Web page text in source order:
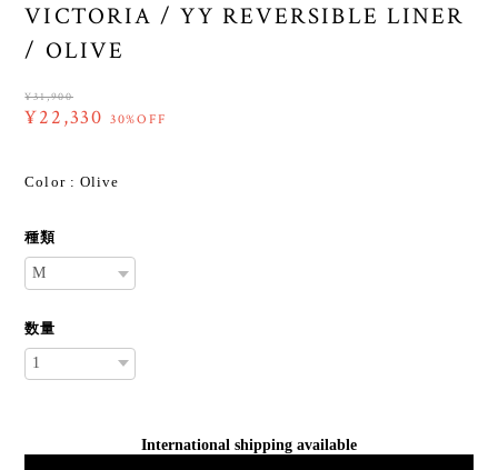
VICTORIA / YY REVERSIBLE LINER
/ OLIVE
¥31,900
¥22,330 30%OFF
Color : Olive
種類
数量
International shipping available